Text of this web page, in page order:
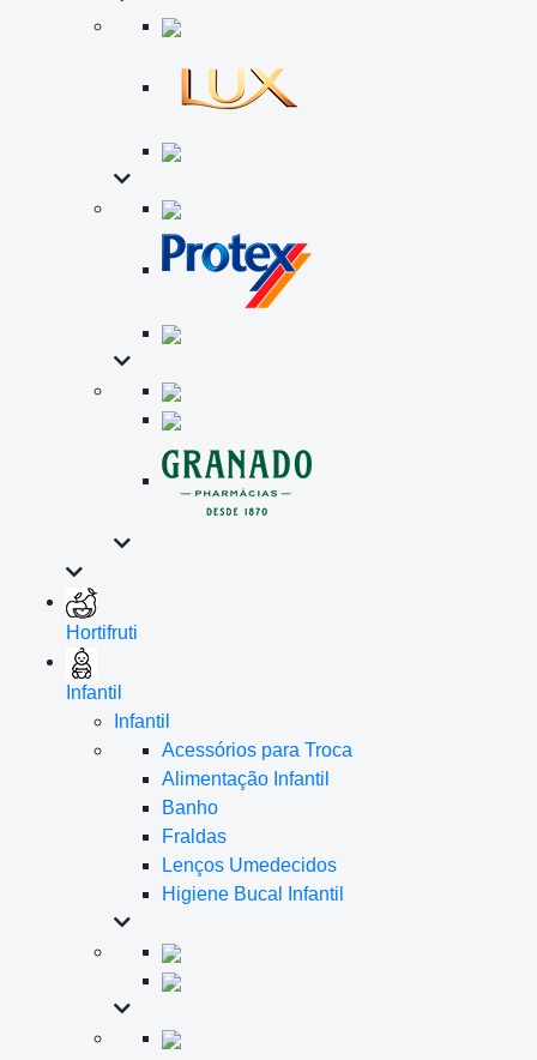
Hortifruti
Infantil
Infantil
Acessórios para Troca
Alimentação Infantil
Banho
Fraldas
Lenços Umedecidos
Higiene Bucal Infantil